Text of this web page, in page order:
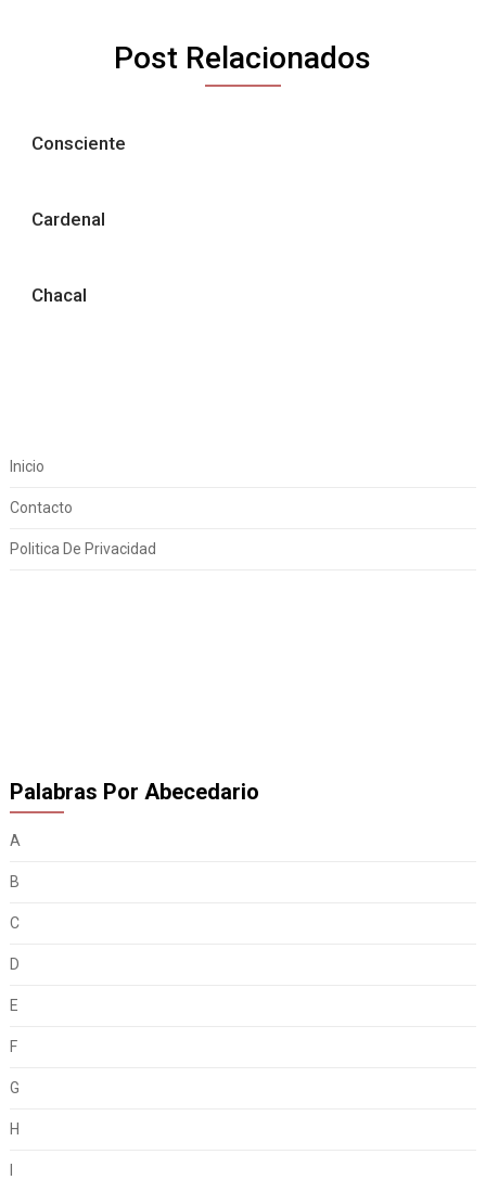
Post Relacionados
Consciente
Cardenal
Chacal
Inicio
Contacto
Politica De Privacidad
Palabras Por Abecedario
A
B
C
D
E
F
G
H